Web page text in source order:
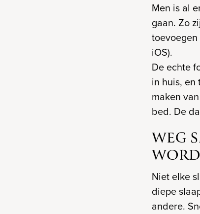
Men is al
gaan. Zo
iOS).
De echte
in huis,
maken
bed. De
WEG
Niet elke
diepe
andere.